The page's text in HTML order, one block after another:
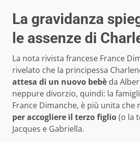
La gravidanza
le assenze di
La nota rivista francese France
rivelato che la principessa
attesa di un nuovo bebè da
neppure divorzio, quindi: la
France Dimanche, è più unita che
per accogliere il terzo figlio(o la
Jacques e Gabriella.